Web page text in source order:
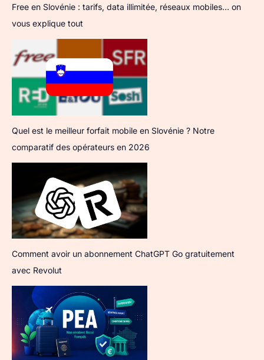
Free en Slovénie : tarifs, data illimitée, réseaux mobiles… on
vous explique tout
Quel est le meilleur forfait mobile en Slovénie ? Notre
comparatif des opérateurs en 2026
Comment avoir un abonnement ChatGPT Go gratuitement
avec Revolut